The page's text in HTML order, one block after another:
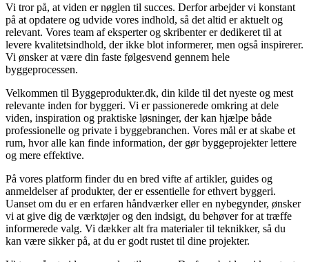
Vi tror på, at viden er nøglen til succes. Derfor arbejder vi konstant
på at opdatere og udvide vores indhold, så det altid er aktuelt og
relevant. Vores team af eksperter og skribenter er dedikeret til at
levere kvalitetsindhold, der ikke blot informerer, men også inspirerer.
Vi ønsker at være din faste følgesvend gennem hele
byggeprocessen.
Velkommen til Byggeprodukter.dk, din kilde til det nyeste og mest
relevante inden for byggeri. Vi er passionerede omkring at dele
viden, inspiration og praktiske løsninger, der kan hjælpe både
professionelle og private i byggebranchen. Vores mål er at skabe et
rum, hvor alle kan finde information, der gør byggeprojekter lettere
og mere effektive.
På vores platform finder du en bred vifte af artikler, guides og
anmeldelser af produkter, der er essentielle for ethvert byggeri.
Uanset om du er en erfaren håndværker eller en nybegynder, ønsker
vi at give dig de værktøjer og den indsigt, du behøver for at træffe
informerede valg. Vi dækker alt fra materialer til teknikker, så du
kan være sikker på, at du er godt rustet til dine projekter.